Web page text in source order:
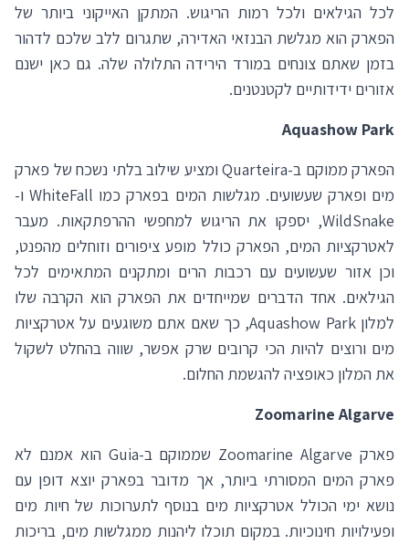
לכל הגילאים ולכל רמות הריגוש. המתקן האייקוני ביותר של
הפארק הוא מגלשת הבנזאי האדירה, שתגרום ללב שלכם לדהור
בזמן שאתם צונחים במורד הירידה התלולה שלה. גם כאן ישנם
אזורים ידידותיים לקטנטנים.
Aquashow Park
הפארק ממוקם ב-Quarteira ומציע שילוב בלתי נשכח של פארק
מים ופארק שעשועים. מגלשות המים בפארק כמו WhiteFall ו-
WildSnake, יספקו את הריגוש למחפשי ההרפתקאות. מעבר
לאטרקציות המים, הפארק כולל מופע ציפורים וזוחלים מהפנט,
וכן אזור שעשועים עם רכבות הרים ומתקנים המתאימים לכל
הגילאים. אחד הדברים שמייחדים את הפארק הוא הקרבה שלו
למלון Aquashow Park, כך שאם אתם משוגעים על אטרקציות
מים ורוצים להיות הכי קרובים שרק אפשר, שווה בהחלט לשקול
את המלון כאופציה להגשמת החלום.
Zoomarine Algarve
פארק Zoomarine Algarve שממוקם ב-Guia הוא אמנם לא
פארק המים המסורתי ביותר, אך מדובר בפארק יוצא דופן עם
נושא ימי הכולל אטרקציות מים בנוסף לתערוכות של חיות מים
ופעילויות חינוכיות. במקום תוכלו ליהנות ממגלשות מים, בריכות